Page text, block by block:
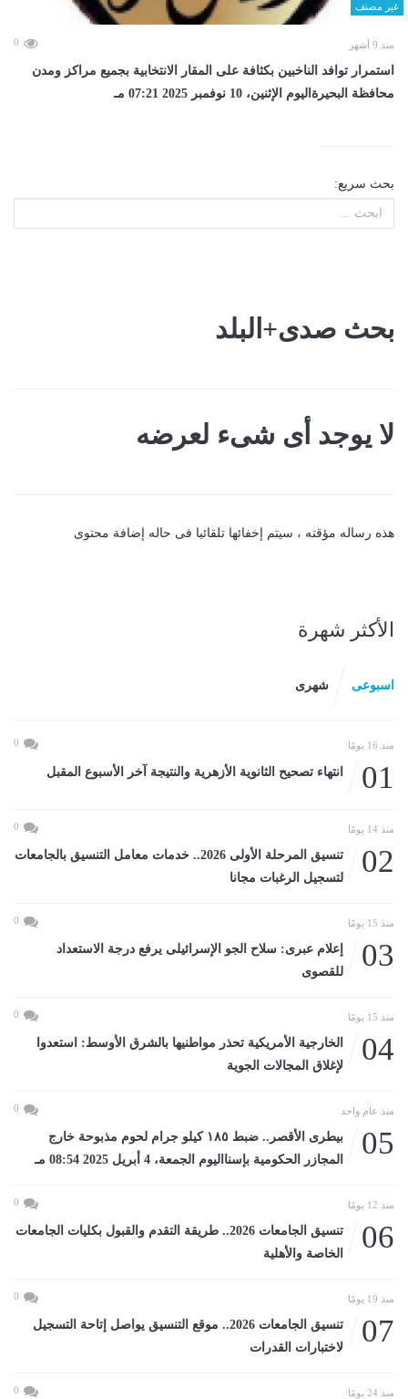
غير مصنف
منذ 9 أشهر 0
استمرار توافد الناخبين بكثافة على المقار الانتخابية بجميع مراكز ومدن
محافظة البحيرةاليوم الإثنين، 10 نوفمبر 2025 07:21 مـ
بحث سريع:
بحث صدى+البلد
لا يوجد أى شىء لعرضه
هذه رساله مؤقته ، سيتم إخفائها تلقائيا فى حاله إضافة محتوى
الأكثر شهرة
اسبوعى شهرى
منذ 16 يومًا 0
01 انتهاء تصحيح الثانوية الأزهرية والنتيجة آخر الأسبوع المقبل
منذ 14 يومًا 0
02
تنسيق المرحلة الأولى 2026.. خدمات معامل التنسيق بالجامعات
لتسجيل الرغبات مجانا
منذ 15 يومًا 0
03
إعلام عبرى: سلاح الجو الإسرائيلى يرفع درجة الاستعداد
للقصوى
منذ 15 يومًا 0
04
الخارجية الأمريكية تحذر مواطنيها بالشرق الأوسط: استعدوا
لإغلاق المجالات الجوية
منذ عام واحد 0
05
بيطرى الأقصر.. ضبط ١٨٥ كيلو جرام لحوم مذبوحة خارج
المجازر الحكومية بإسنااليوم الجمعة، 4 أبريل 2025 08:54 مـ
منذ 12 يومًا 0
06
تنسيق الجامعات 2026.. طريقة التقدم والقبول بكليات الجامعات
الخاصة والأهلية
منذ 19 يومًا 0
07
تنسيق الجامعات 2026.. موقع التنسيق يواصل إتاحة التسجيل
لاختبارات القدرات
منذ 24 يومًا 0